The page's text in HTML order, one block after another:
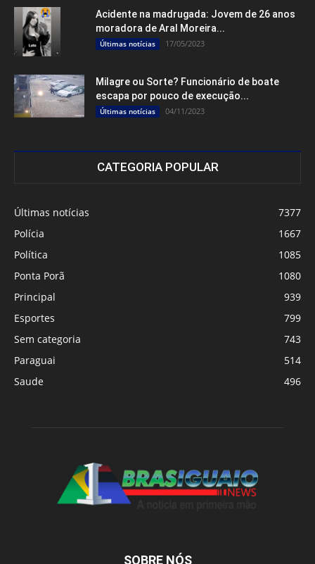
Acidente na madrugada: Jovem de 26 anos
moradora de Aral Moreira...
Últimas notícias 17/05/2023
Milagre ou Sorte? Funcionário de boate
escapa por pouco de execução...
Últimas notícias 04/11/2023
CATEGORIA POPULAR
Últimas notícias
7377
Polícia
1667
Política
1085
Ponta Porã
1080
Principal
939
Esportes
799
Sem categoria
743
Paraguai
514
Saude
496
SOBRE NÓS